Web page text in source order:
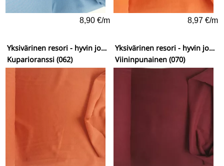
8,90 €/m 8,97 €/m
Yksivärinen resori - hyvin joustava
Kuparioranssi (062)
Yksivärinen resori - hyvin joustava
Viininpunainen (070)